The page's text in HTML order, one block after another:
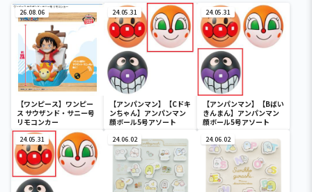
26.08.06
【ワンピース】ワンピー
ス サウザンド・サニー号
リモコンカー
24.05.31
【アンパンマン】【Cドキ
ンちゃん】アンパンマン
顔ボール5号アソート
24.05.31
【アンパンマン】【Bばい
きんまん】アンパンマン
顔ボール5号アソート
24.05.31 24.06.02 24.06.02